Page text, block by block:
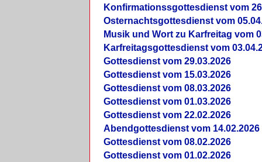
Konfirmationssgottesdienst vom
Osternachtsgottesdienst vom
Musik und Wort zu Karfreitag vom
Karfreitagsgottesdienst vom
Gottesdienst vom 29.03.2026
Gottesdienst vom 15.03.2026
Gottesdienst vom 08.03.2026
Gottesdienst vom 01.03.2026
Gottesdienst vom 22.02.2026
Abendgottesdienst vom 14.02.2026
Gottesdienst vom 08.02.2026
Gottesdienst vom 01.02.2026